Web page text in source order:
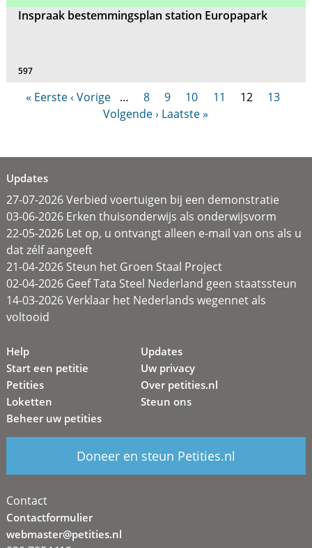
Inspraak bestemmingsplan station Europapark
597
« Eerste‹ Vorige … 8 9 10 11 12
13
Volgende › Laatste »
Updates
27-07-2026 Verbied voertuigen bij een demonstratie
03-06-2026 Erken thuisonderwijs als onderwijsvorm
22-05-2026 Let op, u ontvangt alleen e-mail van ons als u
dat zélf aangeeft
21-04-2026 Steun het Groen Staal Project
02-04-2026 Geef Tata Steel Nederland geen staatssteun
14-03-2026 Verklaar het Nederlands wegennet als
voltooid
Help
Start een petitie
Petities
Loketten
Beheer uw petities
Updates
Uw privacy
Over petities.nl
Steun ons
Doneer en steun Petities.nl
Contact
Contactformulier
webmaster@petities.nl